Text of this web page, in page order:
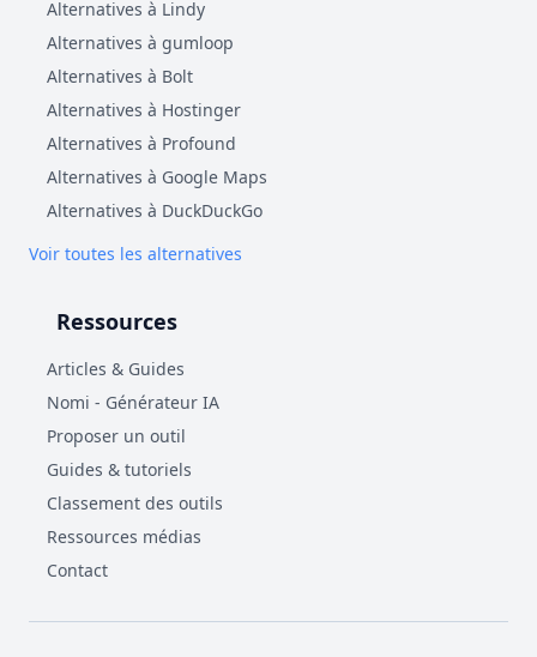
Alternatives à Lindy
Alternatives à gumloop
Alternatives à Bolt
Alternatives à Hostinger
Alternatives à Profound
Alternatives à Google Maps
Alternatives à DuckDuckGo
Voir toutes les alternatives
Ressources
Articles & Guides
Nomi - Générateur IA
Proposer un outil
Guides & tutoriels
Classement des outils
Ressources médias
Contact